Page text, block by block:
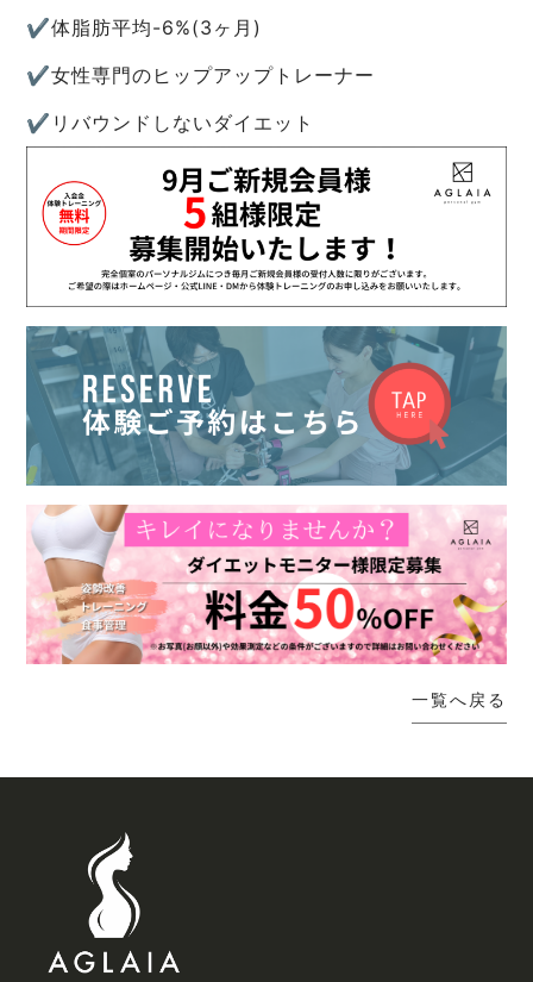
✔︎体脂肪平均-6%(3ヶ月)
✔︎女性専門のヒップアップトレーナー
✔︎リバウンドしないダイエット
一覧へ戻る